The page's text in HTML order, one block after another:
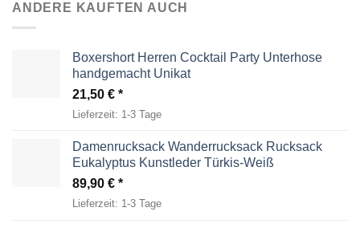
ANDERE KAUFTEN AUCH
Boxershort Herren Cocktail Party Unterhose
handgemacht Unikat
21,50 €
Lieferzeit: 1-3 Tage
Damenrucksack Wanderrucksack Rucksack
Eukalyptus Kunstleder Türkis-Weiß
89,90 €
Lieferzeit: 1-3 Tage